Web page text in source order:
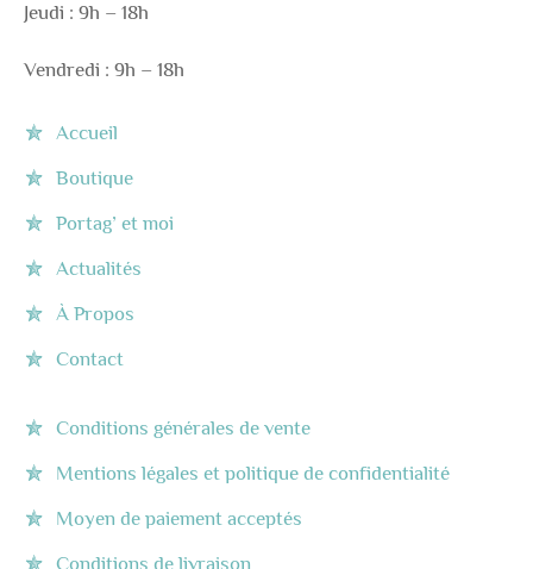
Jeudi : 9h – 18h
Vendredi : 9h – 18h
Accueil
Boutique
Portag’ et moi
Actualités
À Propos
Contact
Conditions générales de vente
Mentions légales et politique de confidentialité
Moyen de paiement acceptés
Conditions de livraison